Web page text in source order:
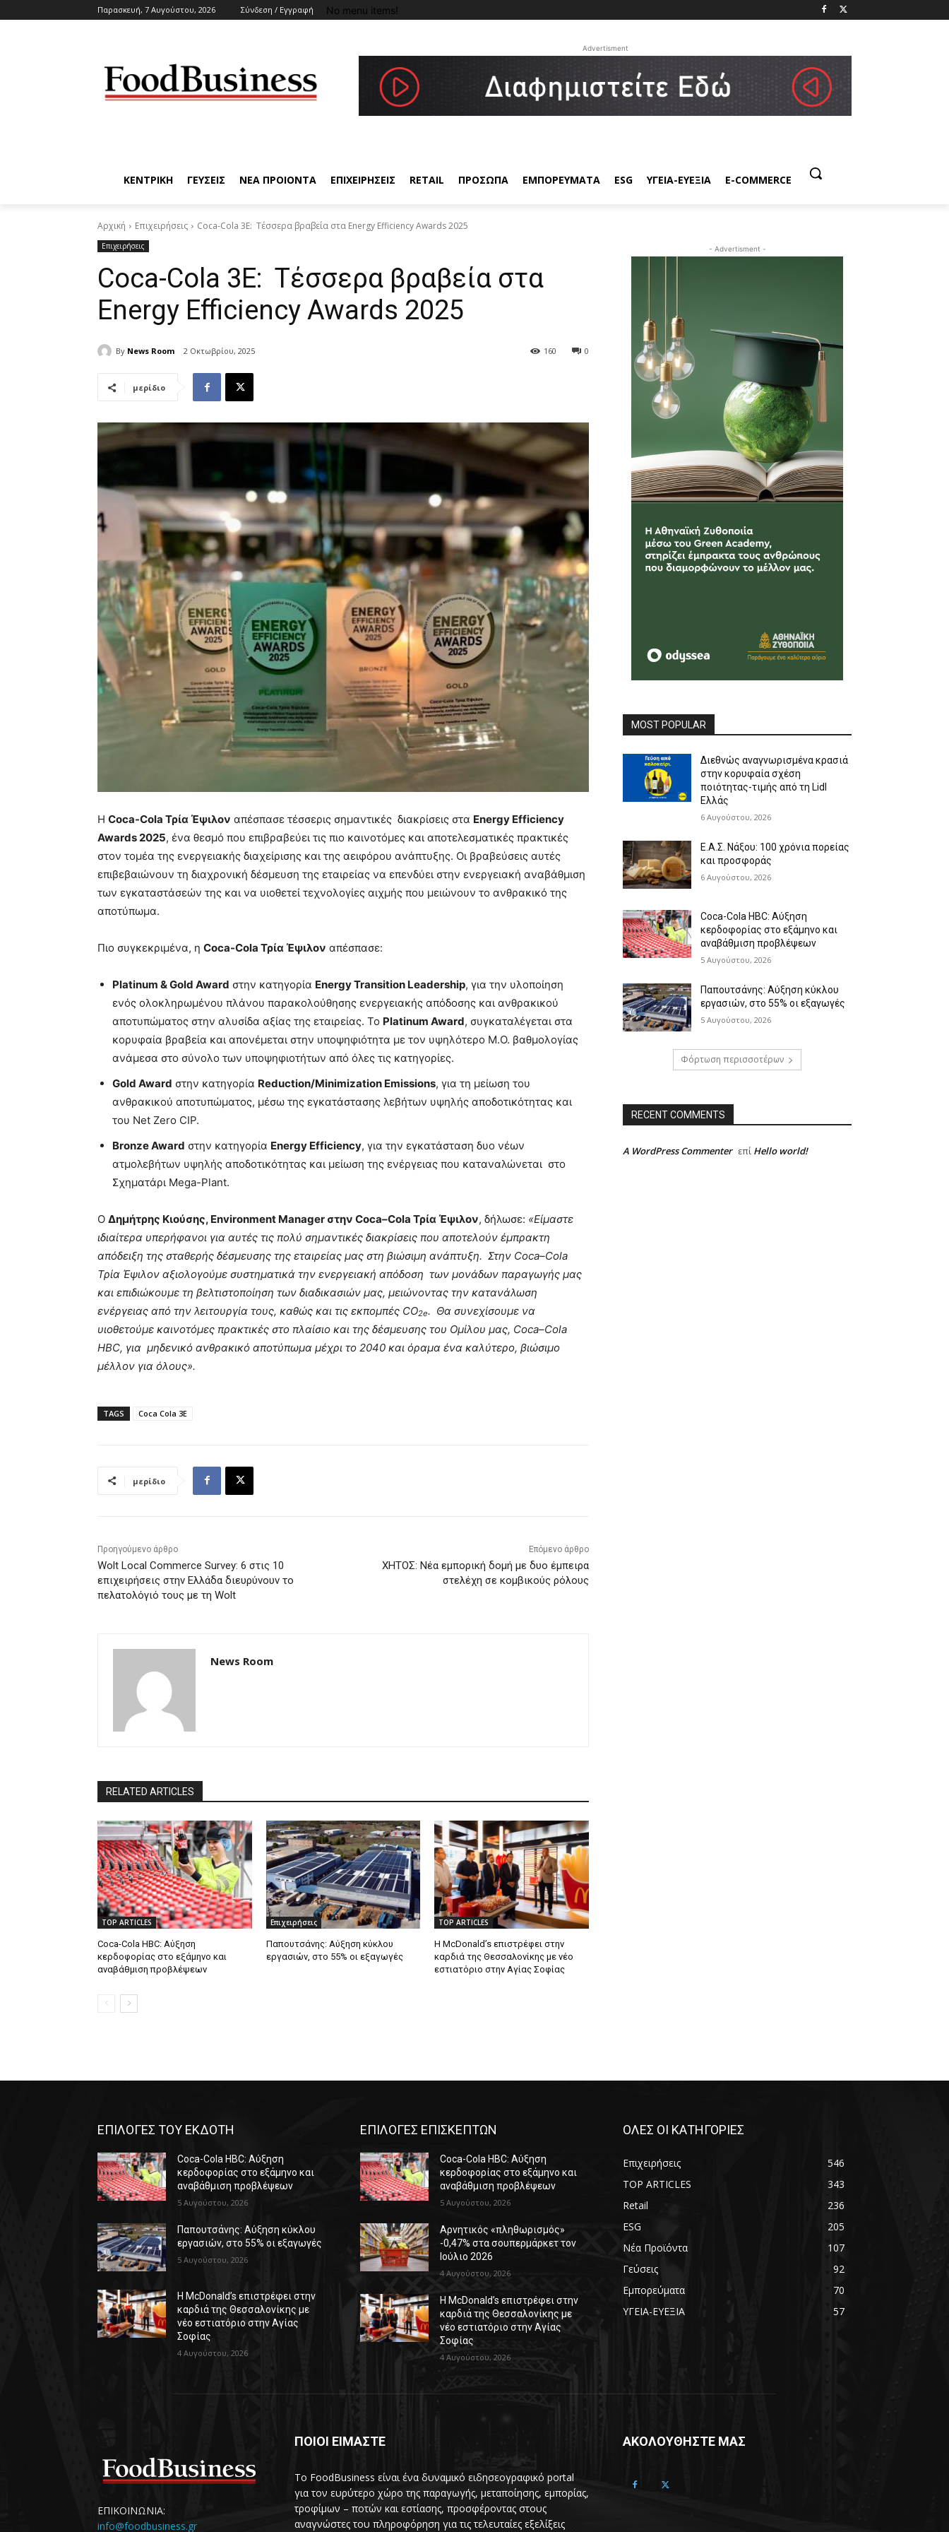
Παρασκευή, 7 Αυγούστου, 2026 Σύνδεση / Εγγραφή No menu items!
Advertisment
ΚΕΝΤΡΙΚΗ ΓΕΥΣΕΙΣ ΝΕΑ ΠΡΟΙΟΝΤΑ ΕΠΙΧΕΙΡΗΣΕΙΣ RETAIL ΠΡΟΣΩΠΑ ΕΜΠΟΡΕΥΜΑΤΑ ESG ΥΓΕΙΑ-ΕΥΕΞΙΑ E-COMMERCE
Αρχική Επιχειρήσεις Coca-Cola 3E: Τέσσερα βραβεία στα Energy Efficiency Awards 2025
Επιχειρήσεις
Coca-Cola 3E: Τέσσερα βραβεία στα
Energy Efficiency Awards 2025
By News Room 2 Οκτωβρίου, 2025 0
160
μερίδιο
Η Coca-Cola Τρία Έψιλον απέσπασε τέσσερις σημαντικές διακρίσεις στα Energy Efficiency
Awards 2025, ένα θεσμό που επιβραβεύει τις πιο καινοτόμες και αποτελεσματικές πρακτικές
στον τομέα της ενεργειακής διαχείρισης και της αειφόρου ανάπτυξης. Οι βραβεύσεις αυτές
επιβεβαιώνουν τη διαχρονική δέσμευση της εταιρείας να επενδύει στην ενεργειακή αναβάθμιση
των εγκαταστάσεών της και να υιοθετεί τεχνολογίες αιχμής που μειώνουν το ανθρακικό της
αποτύπωμα.
Πιο συγκεκριμένα, η Coca-Cola Τρία Έψιλον απέσπασε:
Platinum & Gold Award στην κατηγορία Energy Transition Leadership, για την υλοποίηση
ενός ολοκληρωμένου πλάνου παρακολούθησης ενεργειακής απόδοσης και ανθρακικού
αποτυπώματος στην αλυσίδα αξίας της εταιρείας. Το Platinum Award, συγκαταλέγεται στα
κορυφαία βραβεία και απονέμεται στην υποψηφιότητα με τον υψηλότερο Μ.Ο. βαθμολογίας
ανάμεσα στο σύνολο των υποψηφιοτήτων από όλες τις κατηγορίες.
Gold Award στην κατηγορία Reduction/Minimization Emissions, για τη μείωση του
ανθρακικού αποτυπώματος, μέσω της εγκατάστασης λεβήτων υψηλής αποδοτικότητας και
του Net Zero CIP.
Bronze Award στην κατηγορία Energy Efficiency, για την εγκατάσταση δυο νέων
ατμολεβήτων υψηλής αποδοτικότητας και μείωση της ενέργειας που καταναλώνεται στο
Σχηματάρι Mega-Plant.
Ο Δημήτρης Κιούσης, Environment Manager στην Coca–Cola Τρία Έψιλον, δήλωσε: «Είμαστε
ιδιαίτερα υπερήφανοι για αυτές τις πολύ σημαντικές διακρίσεις που αποτελούν έμπρακτη
απόδειξη της σταθερής δέσμευσης της εταιρείας μας στη βιώσιμη ανάπτυξη. Στην Coca–Cola
Τρία Έψιλον αξιολογούμε συστηματικά την ενεργειακή απόδοση των μονάδων παραγωγής μας
και επιδιώκουμε τη βελτιστοποίηση των διαδικασιών μας, μειώνοντας την κατανάλωση
ενέργειας από την λειτουργία τους, καθώς και τις εκπομπές CO2e. Θα συνεχίσουμε να
υιοθετούμε καινοτόμες πρακτικές στο πλαίσιο και της δέσμευσης του Ομίλου μας, Coca–Cola
HBC, για μηδενικό ανθρακικό αποτύπωμα μέχρι το 2040 και όραμα ένα καλύτερο, βιώσιμο
μέλλον για όλους».
TAGS Coca Cola 3E
μερίδιο
Προηγούμενο άρθρο
Wolt Local Commerce Survey: 6 στις 10
επιχειρήσεις στην Ελλάδα διευρύνουν το
πελατολόγιό τους με τη Wolt
Επόμενο άρθρο
ΧΗΤΟΣ: Νέα εμπορική δομή με δυο έμπειρα
στελέχη σε κομβικούς ρόλους
News Room
RELATED ARTICLES
TOP ARTICLES
Coca-Cola HBC: Αύξηση
κερδοφορίας στο εξάμηνο και
αναβάθμιση προβλέψεων
Επιχειρήσεις
Παπουτσάνης: Αύξηση κύκλου
εργασιών, στο 55% οι εξαγωγές
TOP ARTICLES
Η McDonald’s επιστρέφει στην
καρδιά της Θεσσαλονίκης με νέο
εστιατόριο στην Αγίας Σοφίας
- Advertisment -
MOST POPULAR
Διεθνώς αναγνωρισμένα κρασιά
στην κορυφαία σχέση
ποιότητας-τιμής από τη Lidl
Ελλάς
6 Αυγούστου, 2026
Ε.Α.Σ. Νάξου: 100 χρόνια πορείας
και προσφοράς
6 Αυγούστου, 2026
Coca-Cola HBC: Αύξηση
κερδοφορίας στο εξάμηνο και
αναβάθμιση προβλέψεων
5 Αυγούστου, 2026
Παπουτσάνης: Αύξηση κύκλου
εργασιών, στο 55% οι εξαγωγές
5 Αυγούστου, 2026
Φόρτωση περισσοτέρων
RECENT COMMENTS
A WordPress Commenter επί Hello world!
ΕΠΙΛΟΓΕΣ ΤΟΥ ΕΚΔΟΤΗ
Coca-Cola HBC: Αύξηση
κερδοφορίας στο εξάμηνο και
αναβάθμιση προβλέψεων
5 Αυγούστου, 2026
Παπουτσάνης: Αύξηση κύκλου
εργασιών, στο 55% οι εξαγωγές
5 Αυγούστου, 2026
Η McDonald’s επιστρέφει στην
καρδιά της Θεσσαλονίκης με
νέο εστιατόριο στην Αγίας
Σοφίας
4 Αυγούστου, 2026
ΕΠΙΛΟΓΕΣ ΕΠΙΣΚΕΠΤΩΝ
Coca-Cola HBC: Αύξηση
κερδοφορίας στο εξάμηνο και
αναβάθμιση προβλέψεων
5 Αυγούστου, 2026
Αρνητικός «πληθωρισμός»
-0,47% στα σουπερμάρκετ τον
Ιούλιο 2026
4 Αυγούστου, 2026
Η McDonald’s επιστρέφει στην
καρδιά της Θεσσαλονίκης με
νέο εστιατόριο στην Αγίας
Σοφίας
4 Αυγούστου, 2026
ΟΛΕΣ ΟΙ ΚΑΤΗΓΟΡΙΕΣ
Επιχειρήσεις
546
TOP ARTICLES
343
Retail
236
ESG
205
Νέα Προϊόντα
107
Γεύσεις
92
Εμπορεύματα
70
ΥΓΕΙΑ-ΕΥΕΞΙΑ
57
ΕΠΙΚΟΙΝΩΝΙΑ:
info@foodbusiness.gr
ΠΟΙΟΙ ΕΙΜΑΣΤΕ
Το FoodBusiness είναι ένα δυναμικό ειδησεογραφικό portal
για τον ευρύτερο χώρο της παραγωγής, μεταποίησης, εμπορίας,
τροφίμων – ποτών και εστίασης, προσφέροντας στους
αναγνώστες του πληροφόρηση για τις τελευταίες εξελίξεις
ΑΚΟΛΟΥΘΗΣΤΕ ΜΑΣ